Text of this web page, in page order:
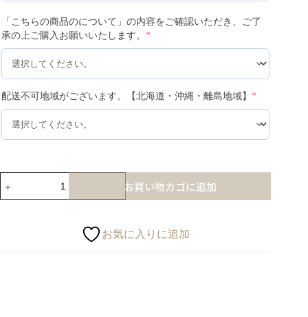
「こちらの商品のについて」の内容をご確認いただき、ご了
承の上ご購入お願いいたします。 *
配送不可地域がございます。【北海道・沖縄・離島地域】 *
お買い物カゴに追加
お気に入りに追加